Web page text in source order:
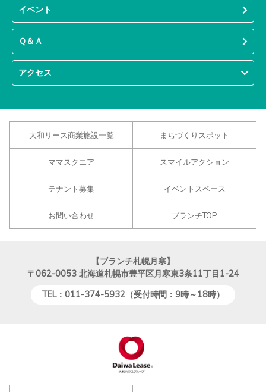
イベント
Ｑ＆Ａ
アクセス
大和リース商業施設一覧 まちづくりスポット
ママスクエア スマイルアクション
テナント募集 イベントスペース
お問い合わせ ブランチTOP
【ブランチ札幌月寒】
〒062-0053 北海道札幌市豊平区月寒東3条11丁目1-24
TEL：011-374-5932（受付時間：9時～18時）